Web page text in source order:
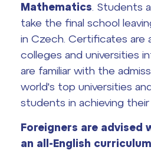
FOCUSing
Zahraniční stipendia
ČAG studentský
Maturitní témata
Pomoc! Mám problém!
Office 365
Mathematics . Students
take the final school
in Czech. Certificates are
colleges and universities
are familiar with the
world's top universities
students in achieving their
Foreigners are advised
an all-English